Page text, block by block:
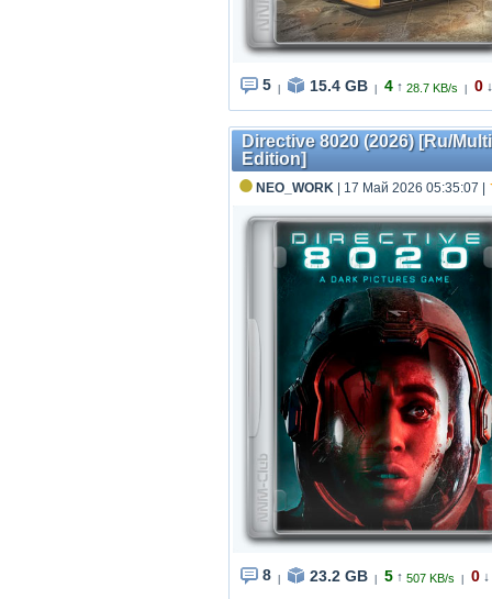
5 15.4 GB 4 ↑ 28.7 KB/s 0 ↓
Directive 8020 (2026) [Ru/
Edition]
NEO_WORK | 17 Май 2026 05:35:07
8 23.2 GB 5 ↑ 507 KB/s 0 ↓